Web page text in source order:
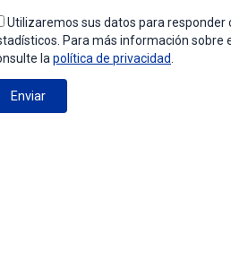
Utilizaremos sus datos para responder
Para más información sobre
la política de privacidad